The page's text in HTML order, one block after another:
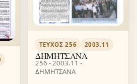
ΤΕΎΧΟΣ 256 2003.11
ΔΗΜΗΤΣΑΝΑ
256 - 2003.11 -
ΔΗΜΗΤΣΑΝΑ